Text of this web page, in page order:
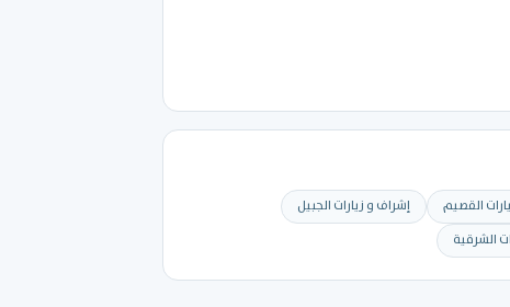
القصيم
إشراف و زيارات الجبيل
الشرقية